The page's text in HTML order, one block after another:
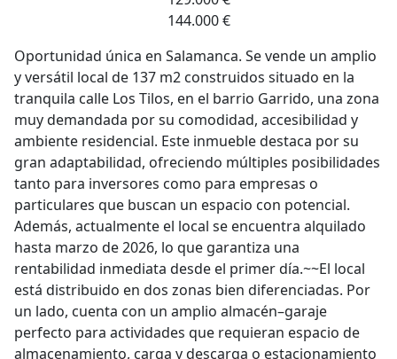
144.000 €
Oportunidad única en Salamanca. Se vende un amplio
y versátil local de 137 m2 construidos situado en la
tranquila calle Los Tilos, en el barrio Garrido, una zona
muy demandada por su comodidad, accesibilidad y
ambiente residencial. Este inmueble destaca por su
gran adaptabilidad, ofreciendo múltiples posibilidades
tanto para inversores como para empresas o
particulares que buscan un espacio con potencial.
Además, actualmente el local se encuentra alquilado
hasta marzo de 2026, lo que garantiza una
rentabilidad inmediata desde el primer día.~~El local
está distribuido en dos zonas bien diferenciadas. Por
un lado, cuenta con un amplio almacén–garaje
perfecto para actividades que requieran espacio de
almacenamiento, carga y descarga o estacionamiento